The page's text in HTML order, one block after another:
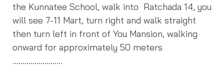
the Kunnatee School, walk into Ratchada 14, you
will see 7-11 Mart, turn right and walk straight
then turn left in front of You Mansion, walking
onward for approximately 50 meters
…………………….